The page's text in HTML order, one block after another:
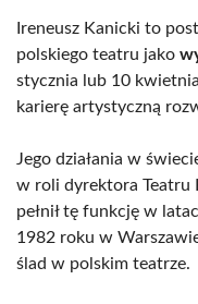
Ireneusz Kanicki to
polskiego teatru jako
stycznia lub 10
karierę artystyczną
Jego działania w
w roli dyrektora Teatru
pełnił tę funkcję w
1982 roku w
ślad w polskim teatrze.